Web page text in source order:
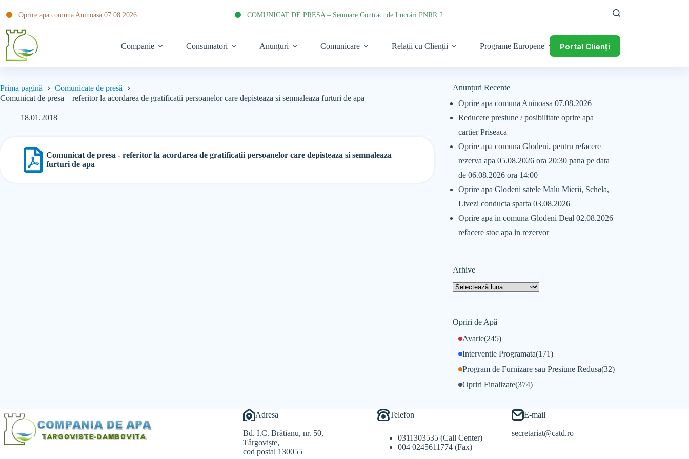
Oprire apa comuna Aninoasa 07.08.2026
Companie Consumatori Anunțuri Comunicare Relații cu Clienții Programe Europene Portal Clienți
Prima pagină
Comunicate de presă
Comunicat de presa – referitor la acordarea de gratificatii persoanelor care depisteaza si semnaleaza furturi de apa
18.01.2018
Comunicat de presa - referitor la acordarea de gratificatii persoanelor care depisteaza si semnaleaza
furturi de apa
Anunțuri Recente
Oprire apa comuna Aninoasa 07.08.2026
Reducere presiune / posibilitate oprire apa
cartier Priseaca
Oprire apa comuna Glodeni, pentru refacere
rezerva apa 05.08.2026 ora 20:30 pana pe data
de 06.08.2026 ora 14:00
Oprire apa Glodeni satele Malu Mierii, Schela,
Livezi conducta sparta 03.08.2026
Oprire apa in comuna Glodeni Deal 02.08.2026
refacere stoc apa in rezervor
Arhive
Opriri de Apă
Avarie(245)
Interventie Programata(171)
Opriri Finalizate(374)
Program de Furnizare sau Presiune Redusa(32)
Adresa
Bd. I.C. Brătianu, nr. 50,
Târgoviște,
cod poștal 130055
Telefon
0311303535 (Call Center)
004 0245611774 (Fax)
E-mail
secretariat@catd.ro